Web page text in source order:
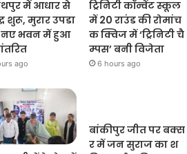
में आधार से
शुरू, मुरार उपडा
भवन में हुआ
ago
ट्रिनिटी कॉन्वेंट स्कूल
में 20 राउंड की रोमांच
क क्विज में ‘ट्रिनिटी चै
म्पस’ बनी विजेता
6 hours ago
बांकीपुर जीत पर बक्स
र में जन सुराज का श